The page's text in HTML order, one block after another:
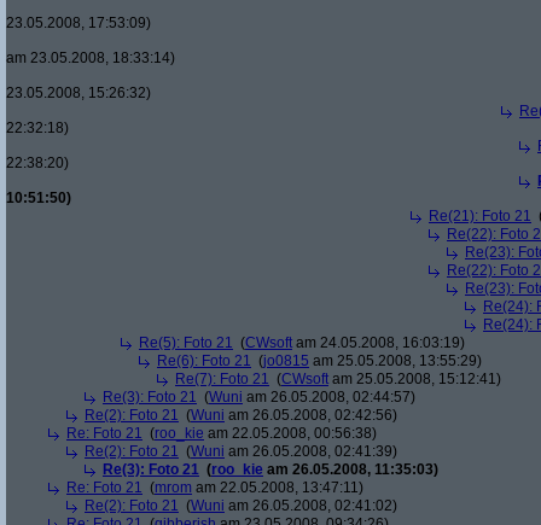
23.05.2008, 17:53:09)
am 23.05.2008, 18:33:14)
23.05.2008, 15:26:32)
22:32:18)
22:38:20)
10:51:50)
Re(21): Foto 21
Re(22): Foto
Re(23):
Re(22): Foto
Re(23):
Re(24):
Re(24):
Re(5): Foto 21 (CWsoft am 24.05.2008, 16:03:19)
Re(6): Foto 21 (jo0815 am 25.05.2008, 13:55:29)
Re(7): Foto 21 (CWsoft am 25.05.2008, 15:12:41)
Re(3): Foto 21 (Wuni am 26.05.2008, 02:44:57)
Re(2): Foto 21 (Wuni am 26.05.2008, 02:42:56)
Re: Foto 21 (roo_kie am 22.05.2008, 00:56:38)
Re(2): Foto 21 (Wuni am 26.05.2008, 02:41:39)
Re(3): Foto 21 (roo_kie am 26.05.2008, 11:35:03)
Re: Foto 21 (mrom am 22.05.2008, 13:47:11)
Re(2): Foto 21 (Wuni am 26.05.2008, 02:41:02)